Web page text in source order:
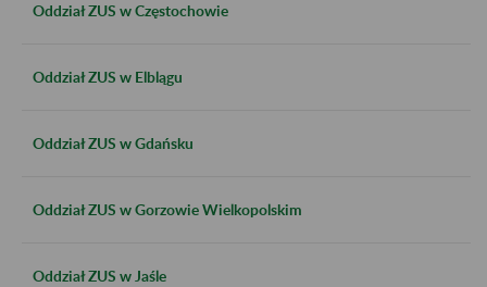
Oddział ZUS w Częstochowie
Oddział ZUS w Elblągu
Oddział ZUS w Gdańsku
Oddział ZUS w Gorzowie Wielkopolskim
Oddział ZUS w Jaśle